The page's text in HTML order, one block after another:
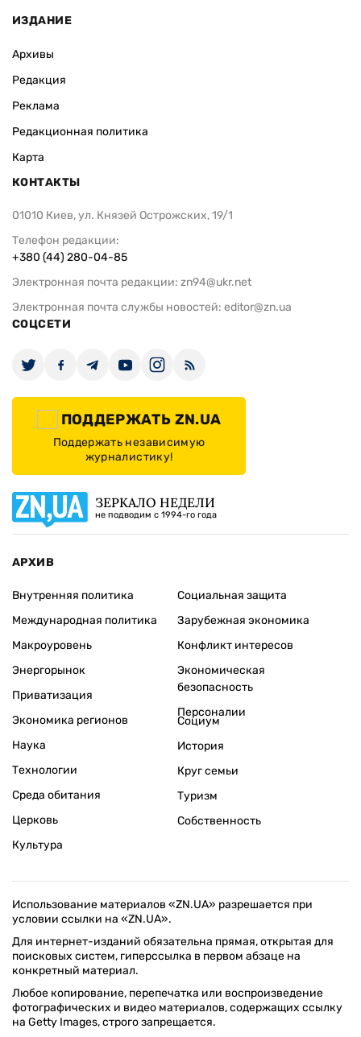
ИЗДАНИЕ
Архивы
Редакция
Реклама
Редакционная политика
Карта
КОНТАКТЫ
01010 Киев, ул. Князей Острожских, 19/1
Телефон редакции:
+380 (44) 280-04-85
Электронная почта редакции: zn94@ukr.net
Электронная почта службы новостей: editor@zn.ua
СОЦСЕТИ
ПОДДЕРЖАТЬ ZN.UA
Поддержать независимую
журналистику!
ЗЕРКАЛО НЕДЕЛИ
не подводим с 1994-го года
АРХИВ
Внутренняя политика
Международная политика
Макроуровень
Энергорынок
Приватизация
Экономика регионов
Социальная защита
Зарубежная экономика
Конфликт интересов
Экономическая
безопасность
Персоналии
Наука
Технологии
Среда обитания
Церковь
Культура
Социум
История
Круг семьи
Туризм
Собственность
Использование материалов «ZN.UA» разрешается при
условии ссылки на «ZN.UA».
Для интернет-изданий обязательна прямая, открытая для
поисковых систем, гиперссылка в первом абзаце на
конкретный материал.
Любое копирование, перепечатка или воспроизведение
фотографических и видео материалов, содержащих ссылку
на Getty Images, строго запрещается.